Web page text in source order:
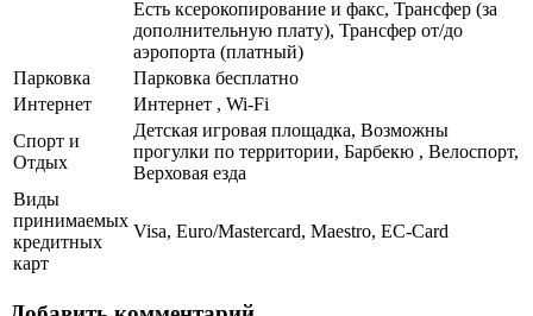
Есть ксерокопирование и факс, Трансфер (за
дополнительную плату), Трансфер от/до
аэропорта (платный)
Парковка
Парковка бесплатно
Интернет
Интернет , Wi-Fi
Спорт и
Отдых
Детская игровая площадка, Возможны
прогулки по территории, Барбекю , Велоспорт,
Верховая езда
Виды
принимаемых
кредитных
карт
Visa, Euro/Mastercard, Maestro, EC-Card